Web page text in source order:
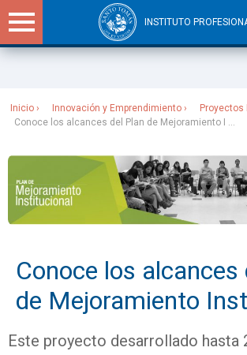
INSTITUTO
Inicio Innovación y Emprendimiento
Proyectos
Conoce los alcances del Plan de Mejoramiento I ...
Conoce los alcances
de Mejoramiento
Este proyecto desarrollado hasta